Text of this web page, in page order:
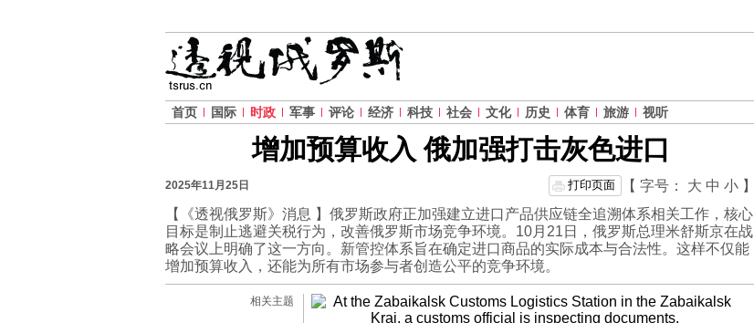
首页 国际 时政 军事 评论 经济 科技 社会 文化 历史 体育 旅游 视听
增加预算收入 俄加强打击灰色进口
2025年11月25日 【 字号： 大 中 小 】
打印页面
【《透视俄罗斯》消息 】俄罗斯政府正加强建立进口产品供应链全追溯体系相关工作，核心
目标是制止逃避关税行为，改善俄罗斯市场竞争环境。10月21日，俄罗斯总理米舒斯京在战
略会议上明确了这一方向。新管控体系旨在确定进口商品的实际成本与合法性。这样不仅能
增加预算收入，还能为所有市场参与者创造公平的竞争环境。
相关主题